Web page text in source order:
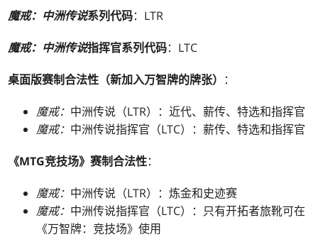
魔戒：中洲传说系列代码：LTR
魔戒：中洲传说指挥官系列代码：LTC
桌面版赛制合法性（新加入万智牌的牌张） ：
魔戒： 中洲传说（LTR）：近代、薪传、特选和指挥官
魔戒： 中洲传说指挥官（LTC）：薪传、特选和指挥官
《MTG竞技场》赛制合法性：
魔戒： 中洲传说（LTR）：炼金和史迹赛
魔戒： 中洲传说指挥官（LTC）：只有开拓者旅靴可在
《万智牌：竞技场》使用